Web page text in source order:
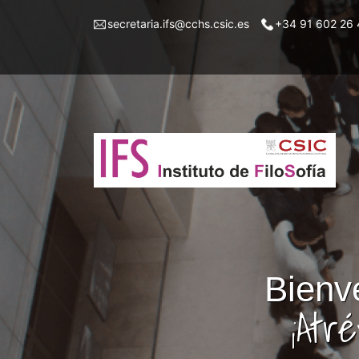
principal
Menu
ifs
secretaria.ifs@cchs.csic.es +34 91 602 26